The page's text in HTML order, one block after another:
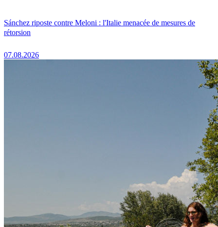
Sánchez riposte contre Meloni : l'Italie menacée de mesures de
rétorsion
07.08.2026